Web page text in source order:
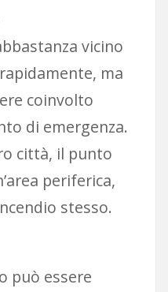
vicino
ma
coinvolto
di emergenza.
città, il punto
periferica,
stesso.
può essere